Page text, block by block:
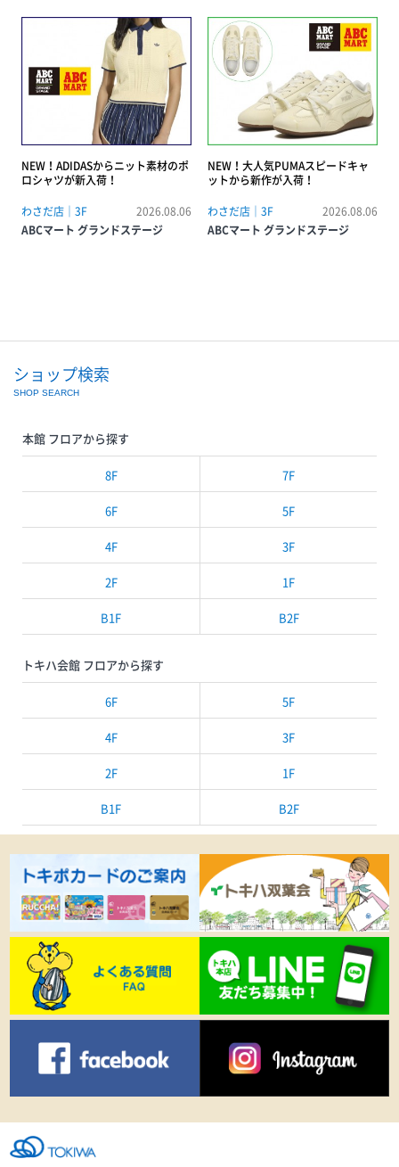
NEW！ADIDASからニット素材のポ
ロシャツが新入荷！
わさだ店｜3F
2026.08.06
ABCマート グランドステージ
NEW！大人気PUMAスピードキャ
ットから新作が入荷！
わさだ店｜3F
2026.08.06
ABCマート グランドステージ
ショップ検索
SHOP SEARCH
本館 フロアから探す
8F 7F
6F 5F
4F 3F
2F 1F
B1F B2F
トキハ会館 フロアから探す
6F 5F
4F 3F
2F 1F
B1F B2F